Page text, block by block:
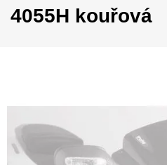
4055H kouřová